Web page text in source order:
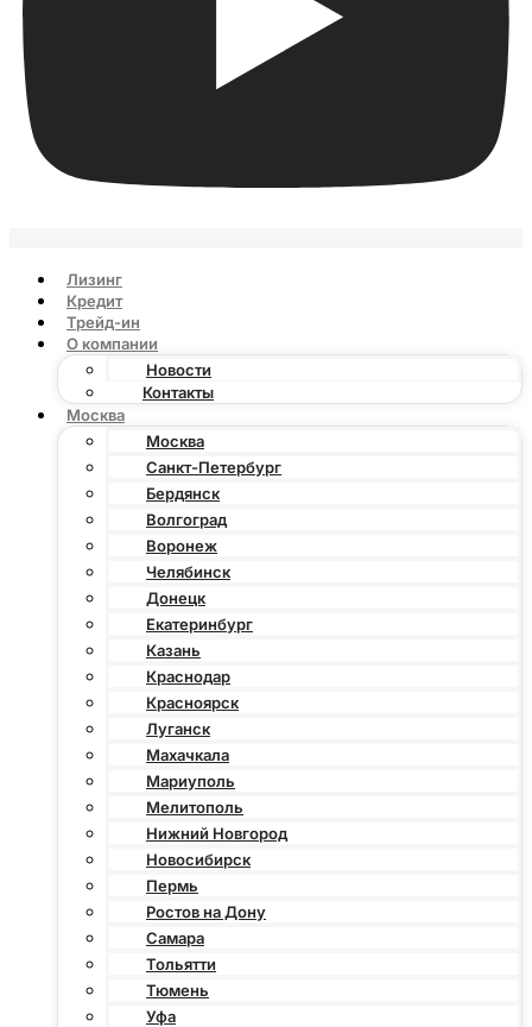
Лизинг
Кредит
Трейд-ин
О компании
Новости
Контакты
Москва
Москва
Санкт-Петербург
Бердянск
Волгоград
Воронеж
Челябинск
Донецк
Екатеринбург
Казань
Краснодар
Красноярск
Луганск
Махачкала
Мариуполь
Мелитополь
Нижний Новгород
Новосибирск
Пермь
Ростов на Дону
Самара
Тольятти
Тюмень
Уфа